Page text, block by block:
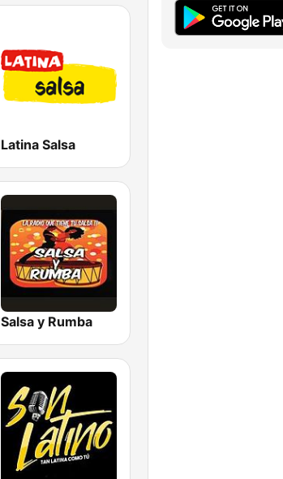
Latina Salsa
Salsa y Rumba